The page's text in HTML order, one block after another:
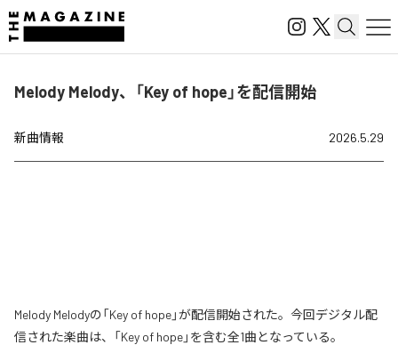
Melody Melody、「Key of hope」を配信開始
新曲情報 2026.5.29
Melody Melodyの「Key of hope」が配信開始された。今回デジタル配
信された楽曲は、「Key of hope」を含む全1曲となっている。